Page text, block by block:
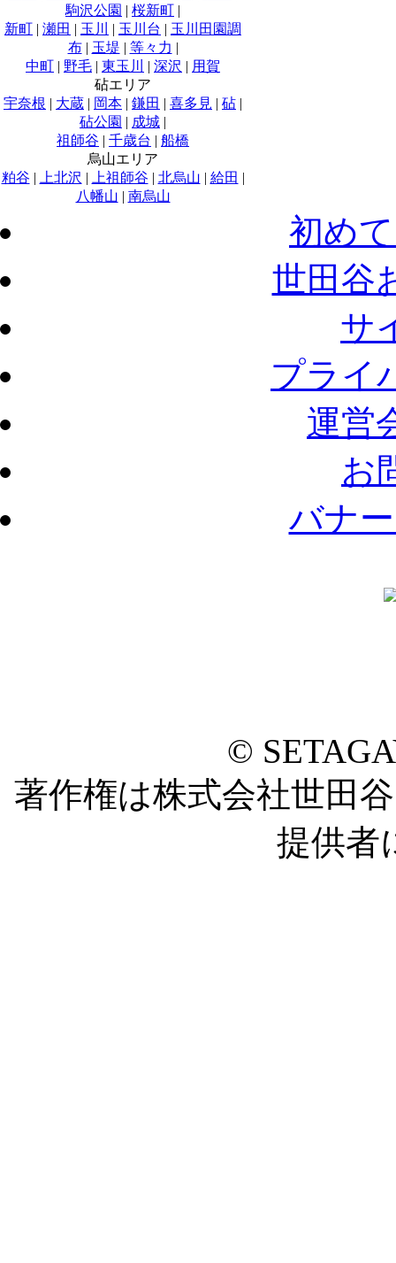
駒沢公園 | 桜新町 |
新町 | 瀬田 | 玉川 | 玉川台 | 玉川田園調
布| 玉堤 | 等々力 |
中町 | 野毛 | 東玉川 | 深沢 | 用賀
砧エリア
宇奈根 | 大蔵 | 岡本 | 鎌田 | 喜多見 | 砧 |
砧公園 | 成城 |
祖師谷 | 千歳台 | 船橋
烏山エリア
粕谷 | 上北沢 | 上祖師谷 | 北烏山 | 給田 |
八幡山 | 南烏山
初め
世田谷
サ
プライ
運営
お
バナ
©
著作権は株式会社世田
提供者